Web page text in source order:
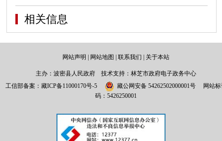
相关信息
网站声明 网站地图 联系我们 关于本站
主办：波密县人民政府 技术支持：林芝市政府电子政务中心
工信部备案： 藏ICP备11000170号-5 藏公网安备 54262502000001号
网站
码：5426250001